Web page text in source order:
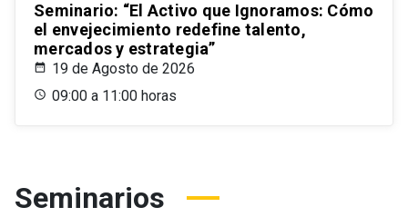
Seminario: “El Activo que Ignoramos: Cómo
el envejecimiento redefine talento,
mercados y estrategia”
19 de Agosto de 2026
09:00 a 11:00 horas
Seminarios